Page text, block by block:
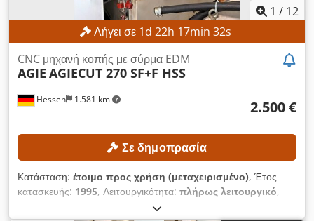
1 / 12
Λήγει σε 1d 22h 17min 30s
Hessen 1.581 km
CNC μηχανή κοπής με σύρμα EDM
AGIE AGIECUT 270 SF+F HSS
2.500 €
Σε δημοπρασία
Κατάσταση: έτοιμο προς χρήση (μεταχειρισμένο), Έτος
κατασκευής: 1995, Λειτουργικότητα: πλήρως λειτουργικό,
αριθμός μηχανήματος/οχήματος: